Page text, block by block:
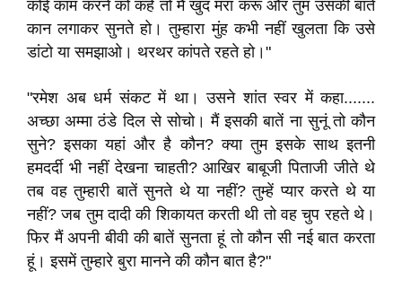
कोई काम करने को कहे तो मैं खुद मरा करूं और तुम उसकी बातें
कान लगाकर सुनते हो। तुम्हारा मुंह कभी नहीं खुलता कि उसे
डांटो या समझाओ। थरथर कांपते रहते हो।"
"रमेश अब धर्म संकट में था। उसने शांत स्वर में कहा.......
अच्छा अम्मा ठंडे दिल से सोचो। मैं इसकी बातें ना सुनूं तो कौन
सुने? इसका यहां और है कौन? क्या तुम इसके साथ इतनी
हमदर्दी भी नहीं देखना चाहती? आखिर बाबूजी पिताजी जीते थे
तब वह तुम्हारी बातें सुनते थे या नहीं? तुम्हें प्यार करते थे या
नहीं? जब तुम दादी की शिकायत करती थी तो वह चुप रहते थे।
फिर मैं अपनी बीवी की बातें सुनता हूं तो कौन सी नई बात करता
हूं। इसमें तुम्हारे बुरा मानने की कौन बात है?"